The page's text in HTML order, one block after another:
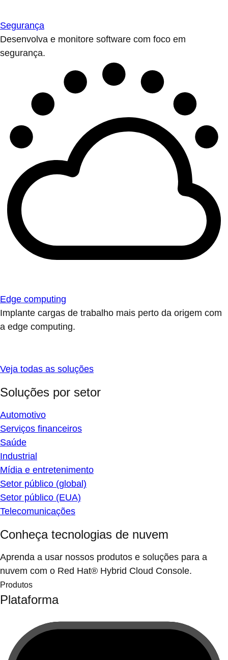
Segurança
Desenvolva e monitore software com foco em
segurança.
Edge computing
Implante cargas de trabalho mais perto da origem com
a edge computing.
Veja todas as soluções
Soluções por setor
Automotivo
Serviços financeiros
Saúde
Industrial
Mídia e entretenimento
Setor público (global)
Setor público (EUA)
Telecomunicações
Conheça tecnologias de nuvem
Aprenda a usar nossos produtos e soluções para a
nuvem com o Red Hat® Hybrid Cloud Console.
Produtos
Plataforma